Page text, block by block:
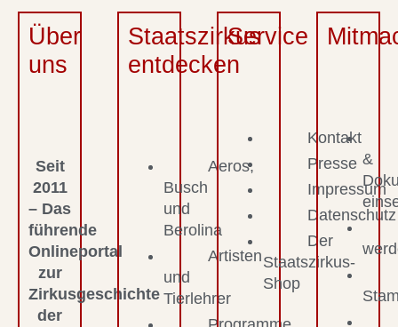
Über
uns
Seit
2011
– Das
führende
Onlineportal
zur
Zirkusgeschichte
der
Staatszirkus
entdecken
Aeros,
Busch
und
Berolina
Artisten
und
Tierlehrer
Service
Kontakt
Presse
Impressum
Datenschutz
Der
Staatszirkus-
Shop
&